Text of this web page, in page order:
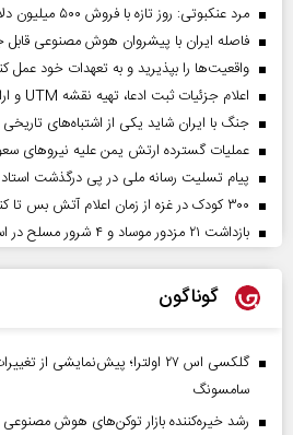
مرد عنکبوتی: روز تازه با فروش ۵۰۰ میلیون دلاری در آمریکا رکوردشکنی کرد
فاصله ایران با پیشرو‌ان هوش مصنوعی
واقعیت‌ها را بپذیرید و به تعهدات خود عمل
اعلام جزئیات ثبت ادعا، تهیه نقشه UTM و ارائه مادر سند
جنگ با ایران شاید یکی از اشتباه‌های
عملیات گسترده ارتش یمن علیه نیروهای
پیام تسلیت رسانه ملی در پی درگذشت استاد
۳۰۰ کودک در غزه از زمان اعلام آتش بس تا کنون کشته شدند
بازداشت ۲۱ مزدور موساد و ۴ شرور مسلح در استان کرمان
گوناگون
گلکسی اس ۲۷ اولترا؛ پیش‌نمایشی
سامسونگ